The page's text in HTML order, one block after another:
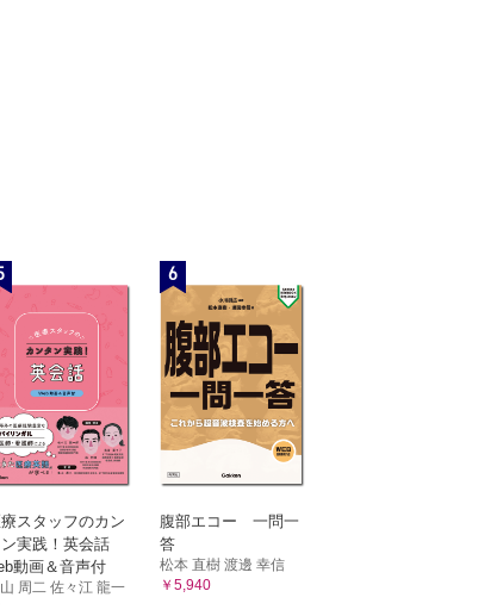
スタッフのカン
実践！英会話
動画＆音声付
周二 佐々江 龍一
6
腹部エコー 一問一
答
松本 直樹 渡邊 幸信
￥5,940